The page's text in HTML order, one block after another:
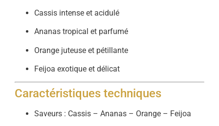
Cassis intense et acidulé
Ananas tropical et parfumé
Orange juteuse et pétillante
Feijoa exotique et délicat
Caractéristiques techniques
Saveurs : Cassis – Ananas – Orange – Feijoa